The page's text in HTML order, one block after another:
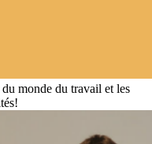
monde du travail et les